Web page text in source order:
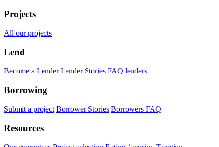
Projects
All our projects
Lend
Become a Lender Lender Stories FAQ lenders
Borrowing
Submit a project Borrower Stories Borrowers FAQ
Resources